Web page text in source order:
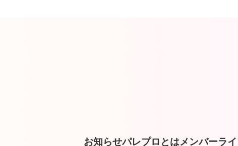
お知らせパレプロとはメンバーラ